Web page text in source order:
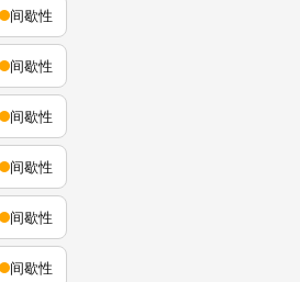
间歇性
间歇性
间歇性
间歇性
间歇性
间歇性